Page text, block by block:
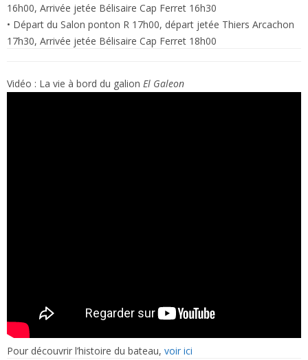
16h00, Arrivée jetée Bélisaire Cap Ferret 16h30
• Départ du Salon ponton R 17h00, départ jetée Thiers Arcachon
17h30, Arrivée jetée Bélisaire Cap Ferret 18h00
Vidéo : La vie à bord du galion El Galeon
Pour découvrir l’histoire du bateau, voir ici